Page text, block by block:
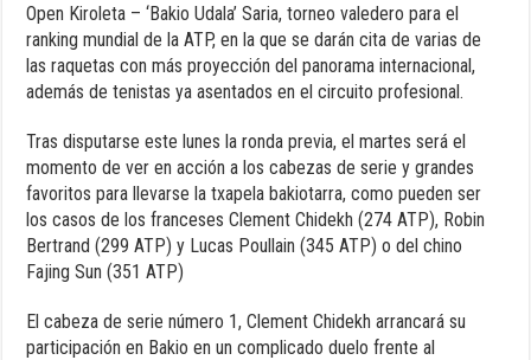
Open Kiroleta – ‘Bakio Udala’ Saria, torneo valedero para el
ranking mundial de la ATP, en la que se darán cita de varias de
las raquetas con más proyección del panorama internacional,
además de tenistas ya asentados en el circuito profesional.
Tras disputarse este lunes la ronda previa, el martes será el
momento de ver en acción a los cabezas de serie y grandes
favoritos para llevarse la txapela bakiotarra, como pueden ser
los casos de los franceses Clement Chidekh (274 ATP), Robin
Bertrand (299 ATP) y Lucas Poullain (345 ATP) o del chino
Fajing Sun (351 ATP)
El cabeza de serie número 1, Clement Chidekh arrancará su
participación en Bakio en un complicado duelo frente al